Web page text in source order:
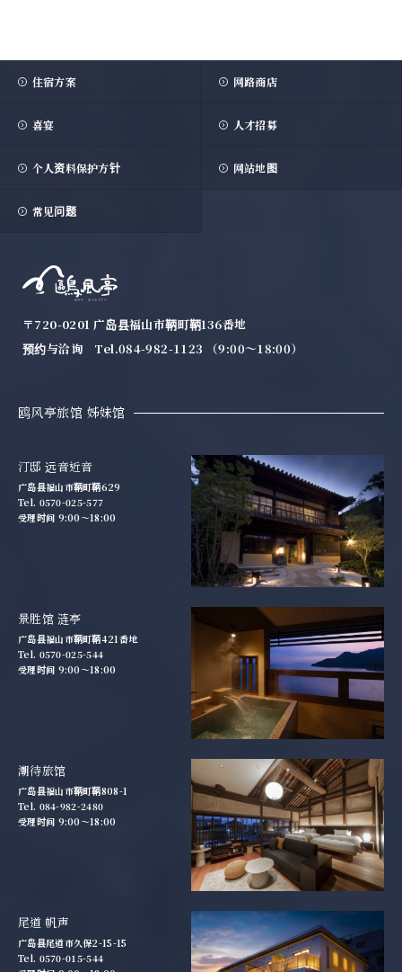
住宿方案 网路商店
喜宴 人才招募
个人资料保护方针 网站地图
常见问题
〒720-0201 广岛县福山市鞆町鞆136番地
预约与洽询 Tel.084-982-1123 （9:00～18:00）
鸥风亭旅馆 姊妹馆
汀邸 远音近音
广岛县福山市鞆町鞆629
Tel. 0570-025-577
受理时间 9:00～18:00
景胜馆 涟亭
广岛县福山市鞆町鞆421番地
Tel. 0570-025-544
受理时间 9:00～18:00
潮待旅馆
广岛县福山市鞆町鞆808-1
Tel. 084-982-2480
受理时间 9:00～18:00
尾道 帆声
广岛县尾道市久保2-15-15
Tel. 0570-015-544